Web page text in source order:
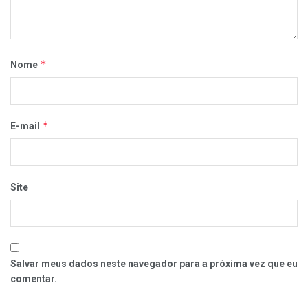
Nome *
E-mail *
Site
Salvar meus dados neste navegador para a próxima vez que eu
comentar.